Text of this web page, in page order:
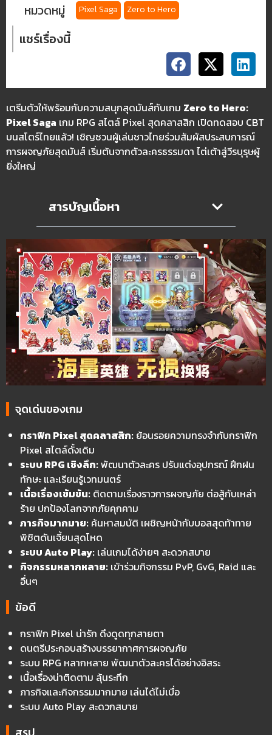
หมวดหมู่
Pixel Saga Zero to Hero
แชร์เรื่องนี้
เตรีมตัวให้พร้อมกับความสนุกสุดมันส์กับเกม Zero to Hero:
Pixel Saga เกม RPG สไตล์ Pixel สุดคลาสสิก เปิดทดสอบ CBT
บนสโตร์ไทยแล้ว! เชิญชวนผู้เล่นชาวไทยร่วมสัมผัสประสบการณ์
การผจญภัยสุดมันส์ เริ่มต้นจากตัวละครธรรมดา ไต่เต้าสู่วีรบุรุษผู้
ยิ่งใหญ่
สารบัญเนื้อหา
จุดเด่นของเกม
กราฟิก Pixel สุดคลาสสิก: ย้อนรอยความทรงจำกับกราฟิก
Pixel สไตล์ดั้งเดิม
ระบบ RPG เชิงลึก:พัฒนาตัวละคร ปรับแต่งอุปกรณ์ ฝึกฝน
ทักษะ และเรียนรู้เวทมนตร์
เนื้อเรื่องเข้มข้น: ติดตามเรื่องราวการผจญภัย ต่อสู้กับเหล่า
ร้าย ปกป้องโลกจากภัยคุกคาม
ภารกิจมากมาย: ค้นหาสมบัติ เผชิญหน้ากับบอสสุดท้าทาย
พิชิตดันเจี้ยนสุดโหด
ระบบ Auto Play: เล่นเกมได้ง่ายๆ สะดวกสบาย
กิจกรรมหลากหลาย: เข้าร่วมกิจกรรม PvP, GvG, Raid และ
อื่นๆ
ข้อดี
กราฟิก Pixel น่ารัก ดึงดูดทุกสายตา
ดนตรีประกอบสร้างบรรยากาศการผจญภัย
ระบบ RPG หลากหลาย พัฒนาตัวละครได้อย่างอิสระ
เนื้อเรื่องน่าติดตาม ลุ้นระทึก
ภารกิจและกิจกรรมมากมาย เล่นได้ไม่เบื่อ
ระบบ Auto Play สะดวกสบาย